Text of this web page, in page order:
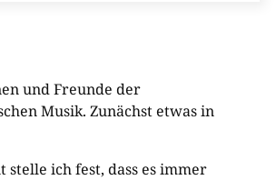
und Freunde der
Musik. Zunächst etwas in
stelle ich fest, dass es immer